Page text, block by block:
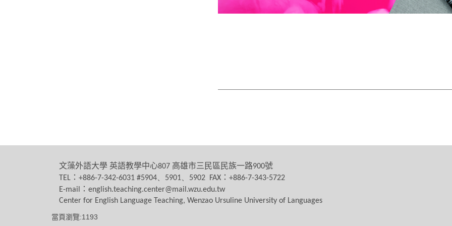
文藻外語大學 英語教學中心807 高雄市三民區民族一路900號
TEL ： +886-7-342-6031 #5904、5901、5902 FAX ： +886-7-343-5722
E-mail
： english.teaching.center@mail.wzu.edu.tw
Center for English Language Teaching, Wenzao Ursuline University of Languages
當頁瀏覽:1193